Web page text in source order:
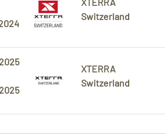
Switzerland
XTERRA
Switzerland